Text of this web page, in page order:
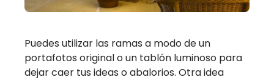
Puedes utilizar las ramas a modo de un
portafotos original o un tablón luminoso para
dejar caer tus ideas o abalorios. Otra idea